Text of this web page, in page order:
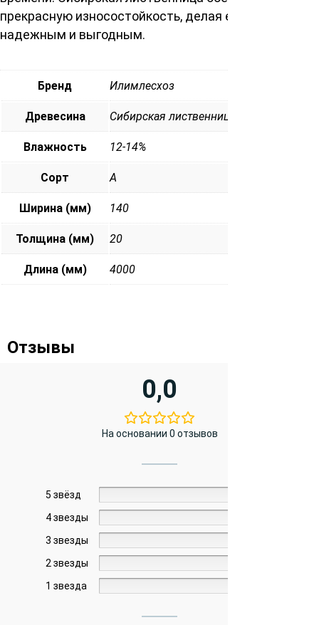
прекрасную износостойкость, делая его вложение
надежным и выгодным.
Бренд Илимлесхоз
Древесина Сибирская лиственница
Влажность 12-14%
Сорт А
Ширина (мм) 140
Толщина (мм) 20
Длина (мм) 4000
Отзывы
0,0
На основании 0 отзывов
5 звёзд
4 звезды
3 звезды
2 звезды
1 звезда